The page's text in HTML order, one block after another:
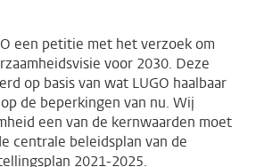
een petitie met het verzoek om
voor 2030. Deze
op basis van wat LUGO haalbaar
de beperkingen van nu. Wij
een van de kernwaarden moet
centrale beleidsplan van de
2021-2025.